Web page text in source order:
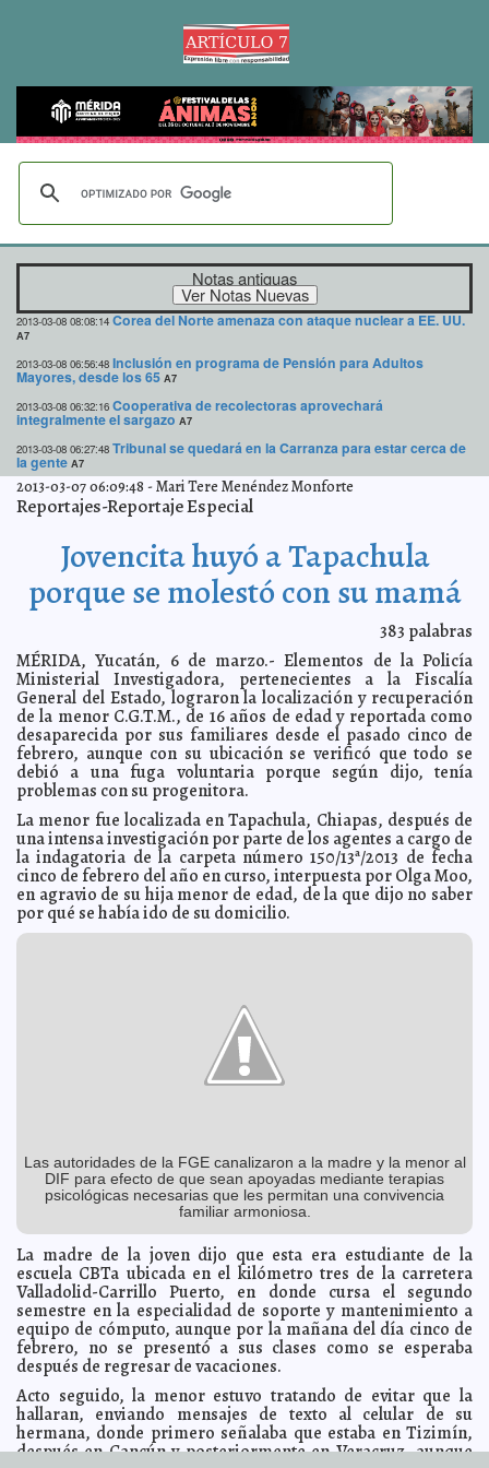
Notas antiguas
2013-03-08 08:08:14 Corea del Norte amenaza con ataque nuclear a EE. UU.
A7
2013-03-08 06:56:48 Inclusión en programa de Pensión para Adultos
Mayores, desde los 65 A7
2013-03-08 06:32:16 Cooperativa de recolectoras aprovechará
integralmente el sargazo A7
2013-03-08 06:27:48 Tribunal se quedará en la Carranza para estar cerca de
la gente A7
2013-03-08 06:20:05 Artesanos de Chichén Itzá defenderán sus lugares
2013-03-07 22:58:29 FGE pide pena máxima para violadores asesinos de
2013-03-07 22:43:22 Casarse demasiado joven dificulta el desarrollo de la
Mari Tere Menéndez Monforte
2013-03-07 22:04:13 Dizque detective privado quiso chantajear a una mujer
2013-03-07 21:48:45 Yucatán se suma a la batalla mundial por la equidad de
género A7
2013-03-07 21:09:04 Aprueba el Cabildo por unanimidad crédito de $150
millones A7
2013-03-07 20:57:33 Mauricio Vila trabaja por las personas con
discapacidad Mari Tere Menéndez Monforte
2013-03-07 20:49:56 Completan cursos de especialización 136 médicos del
IMSS Mari Tere Menéndez Monforte
2013-03-07 20:48:22 Atrapa la CIA a yerno de Osama y se lo lleva a EE. UU. A7
2013-03-07 20:17:16 Estudiantes de Derecho podrán titularse en la Fiscalía
Mari Tere Menéndez Monforte
2013-03-07 20:03:48 La Comuna efectúa simulacros por incendio en Wal
Mart y Vips A7
2013-03-07 19:53:31 Rosa Adriana representó a México en encuentro de
legisladoras en Argentina
Profepa fue a buscar al Centenario felino decomisado
Crece el PAN a lo largo del país: Madero
Rompen récords de reciclaje en el oriente de Mérida
monopolios Mari Tere Menéndez Monforte
2013-03-07 12:31:27 Feria Internacional de la Lectura Yucatán, del 9 al 17 de
marzo A7
2013-03-07 12:06:31
2013-03-07 11:33:05 'Si en cinco segundos no te sales, te meto un plomazo'
A7
2013-03-07 11:08:18 Investigación en 500,000 personas demuestra que
embutidos son cancerígenos y dañan al corazón A7
2013-03-07 11:05:35 Dietas de moda, un peligroA7
2013-03-07 11:00:29 Vocero de banco italiano se suicida tirándose por la
ventana de su oficina
2013-03-07 09:47:17 Niño de 5 años salva la vida de sus hermanitos A7
2013-03-07 09:32:59 The Washington Post exige investigar si Oswaldo Payá
fue asesinado
2013-03-07 06:09:48 -Mari Tere Menéndez Monforte
Reportajes-Reportaje Especial
Jovencita huyó a Tapachula
porque se molestó con su mamá
383 palabras
MÉRIDA, Yucatán, 6 de marzo.- Elementos de la Policía
Ministerial Investigadora, pertenecientes a la Fiscalía
General del Estado, lograron la localización y recuperación
de la menor C.G.T.M., de 16 años de edad y reportada como
desaparecida por sus familiares desde el pasado cinco de
febrero, aunque con su ubicación se verificó que todo se
debió a una fuga voluntaria porque según dijo, tenía
problemas con su progenitora.
La menor fue localizada en Tapachula, Chiapas, después de
una intensa investigación por parte de los agentes a cargo de
la indagatoria de la carpeta número 150/13ª/2013 de fecha
cinco de febrero del año en curso, interpuesta por Olga Moo,
en agravio de su hija menor de edad, de la que dijo no saber
por qué se había ido de su domicilio.
Las autoridades de la FGE canalizaron a la madre y la menor al
DIF para efecto de que sean apoyadas mediante terapias
psicológicas necesarias que les permitan una convivencia
familiar armoniosa.
La madre de la joven dijo que esta era estudiante de la
escuela CBTa ubicada en el kilómetro tres de la carretera
Valladolid-Carrillo Puerto, en donde cursa el segundo
semestre en la especialidad de soporte y mantenimiento a
equipo de cómputo, aunque por la mañana del día cinco de
febrero, no se presentó a sus clases como se esperaba
después de regresar de vacaciones.
Acto seguido, la menor estuvo tratando de evitar que la
hallaran, enviando mensajes de texto al celular de su
hermana, donde primero señalaba que estaba en Tizimín,
después en Cancún y posteriormente en Veracruz, aunque